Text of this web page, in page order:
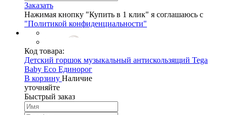
Заказать
Нажимая кнопку "Купить в 1 клик" я соглашаюсь с
"Политикой конфиденциальности"
Код товара:
Детский горшок музыкальный антискользящий Tega
Baby Eco Единорог
В корзину Наличие
уточняйте
Быстрый заказ